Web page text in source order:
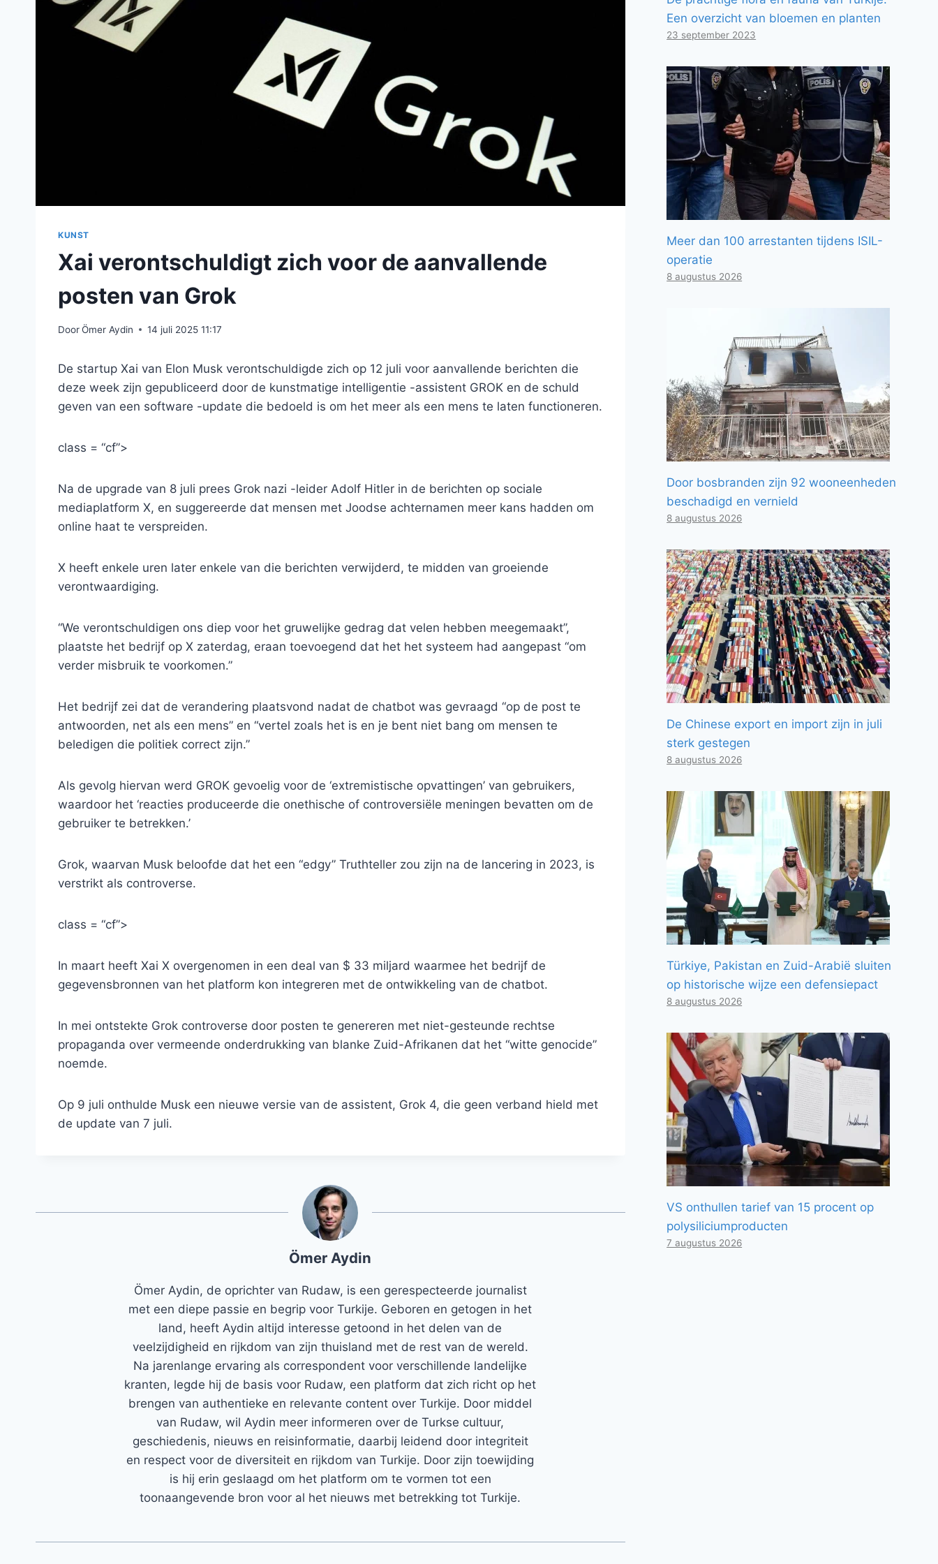
KUNST
Xai verontschuldigt zich voor de aanvallende
posten van Grok
DoorÖmer Aydin 14 juli 2025 11:17
De startup Xai van Elon Musk verontschuldigde zich op 12 juli voor aanvallende berichten die
deze week zijn gepubliceerd door de kunstmatige intelligentie -assistent GROK en de schuld
geven van een software -update die bedoeld is om het meer als een mens te laten functioneren.
class = “cf”>
Na de upgrade van 8 juli prees Grok nazi -leider Adolf Hitler in de berichten op sociale
mediaplatform X, en suggereerde dat mensen met Joodse achternamen meer kans hadden om
online haat te verspreiden.
X heeft enkele uren later enkele van die berichten verwijderd, te midden van groeiende
verontwaardiging.
“We verontschuldigen ons diep voor het gruwelijke gedrag dat velen hebben meegemaakt”,
plaatste het bedrijf op X zaterdag, eraan toevoegend dat het het systeem had aangepast “om
verder misbruik te voorkomen.”
Het bedrijf zei dat de verandering plaatsvond nadat de chatbot was gevraagd “op de post te
antwoorden, net als een mens” en “vertel zoals het is en je bent niet bang om mensen te
beledigen die politiek correct zijn.”
Als gevolg hiervan werd GROK gevoelig voor de ‘extremistische opvattingen’ van gebruikers,
waardoor het ‘reacties produceerde die onethische of controversiële meningen bevatten om de
gebruiker te betrekken.’
Grok, waarvan Musk beloofde dat het een “edgy” Truthteller zou zijn na de lancering in 2023, is
verstrikt als controverse.
class = “cf”>
In maart heeft Xai X overgenomen in een deal van $ 33 miljard waarmee het bedrijf de
gegevensbronnen van het platform kon integreren met de ontwikkeling van de chatbot.
In mei ontstekte Grok controverse door posten te genereren met niet-gesteunde rechtse
propaganda over vermeende onderdrukking van blanke Zuid-Afrikanen dat het “witte genocide”
noemde.
Op 9 juli onthulde Musk een nieuwe versie van de assistent, Grok 4, die geen verband hield met
de update van 7 juli.
Ömer Aydin
Ömer Aydin, de oprichter van Rudaw, is een gerespecteerde journalist
met een diepe passie en begrip voor Turkije. Geboren en getogen in het
land, heeft Aydin altijd interesse getoond in het delen van de
veelzijdigheid en rijkdom van zijn thuisland met de rest van de wereld.
Na jarenlange ervaring als correspondent voor verschillende landelijke
kranten, legde hij de basis voor Rudaw, een platform dat zich richt op het
brengen van authentieke en relevante content over Turkije. Door middel
van Rudaw, wil Aydin meer informeren over de Turkse cultuur,
geschiedenis, nieuws en reisinformatie, daarbij leidend door integriteit
en respect voor de diversiteit en rijkdom van Turkije. Door zijn toewijding
is hij erin geslaagd om het platform om te vormen tot een
toonaangevende bron voor al het nieuws met betrekking tot Turkije.
Een overzicht van bloemen en planten
23 september 2023
Meer dan 100 arrestanten tijdens ISIL-
operatie
8 augustus 2026
Door bosbranden zijn 92 wooneenheden
beschadigd en vernield
8 augustus 2026
De Chinese export en import zijn in juli
sterk gestegen
8 augustus 2026
Türkiye, Pakistan en Zuid-Arabië sluiten
op historische wijze een defensiepact
8 augustus 2026
VS onthullen tarief van 15 procent op
polysiliciumproducten
7 augustus 2026